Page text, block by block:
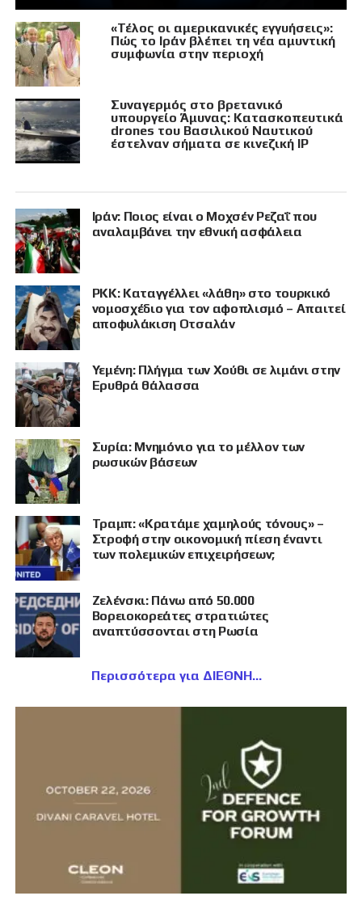
«Τέλος οι αμερικανικές εγγυήσεις»:
Πώς το Ιράν βλέπει τη νέα αμυντική
συμφωνία στην περιοχή
Συναγερμός στο βρετανικό
υπουργείο Άμυνας: Κατασκοπευτικά
drones του Βασιλικού Ναυτικού
έστελναν σήματα σε κινεζική IP
Ιράν: Ποιος είναι ο Μοχσέν Ρεζαΐ που
αναλαμβάνει την εθνική ασφάλεια
PKK: Καταγγέλλει «λάθη» στο τουρκικό
νομοσχέδιο για τον αφοπλισμό – Απαιτεί
αποφυλάκιση Οτσαλάν
Υεμένη: Πλήγμα των Χούθι σε λιμάνι στην
Ερυθρά θάλασσα
Συρία: Μνημόνιο για το μέλλον των
ρωσικών βάσεων
Τραμπ: «Κρατάμε χαμηλούς τόνους» –
Στροφή στην οικονομική πίεση έναντι
των πολεμικών επιχειρήσεων;
Ζελένσκι: Πάνω από 50.000
Βορειοκορεάτες στρατιώτες
αναπτύσσονται στη Ρωσία
Περισσότερα για ΔΙΕΘΝΗ